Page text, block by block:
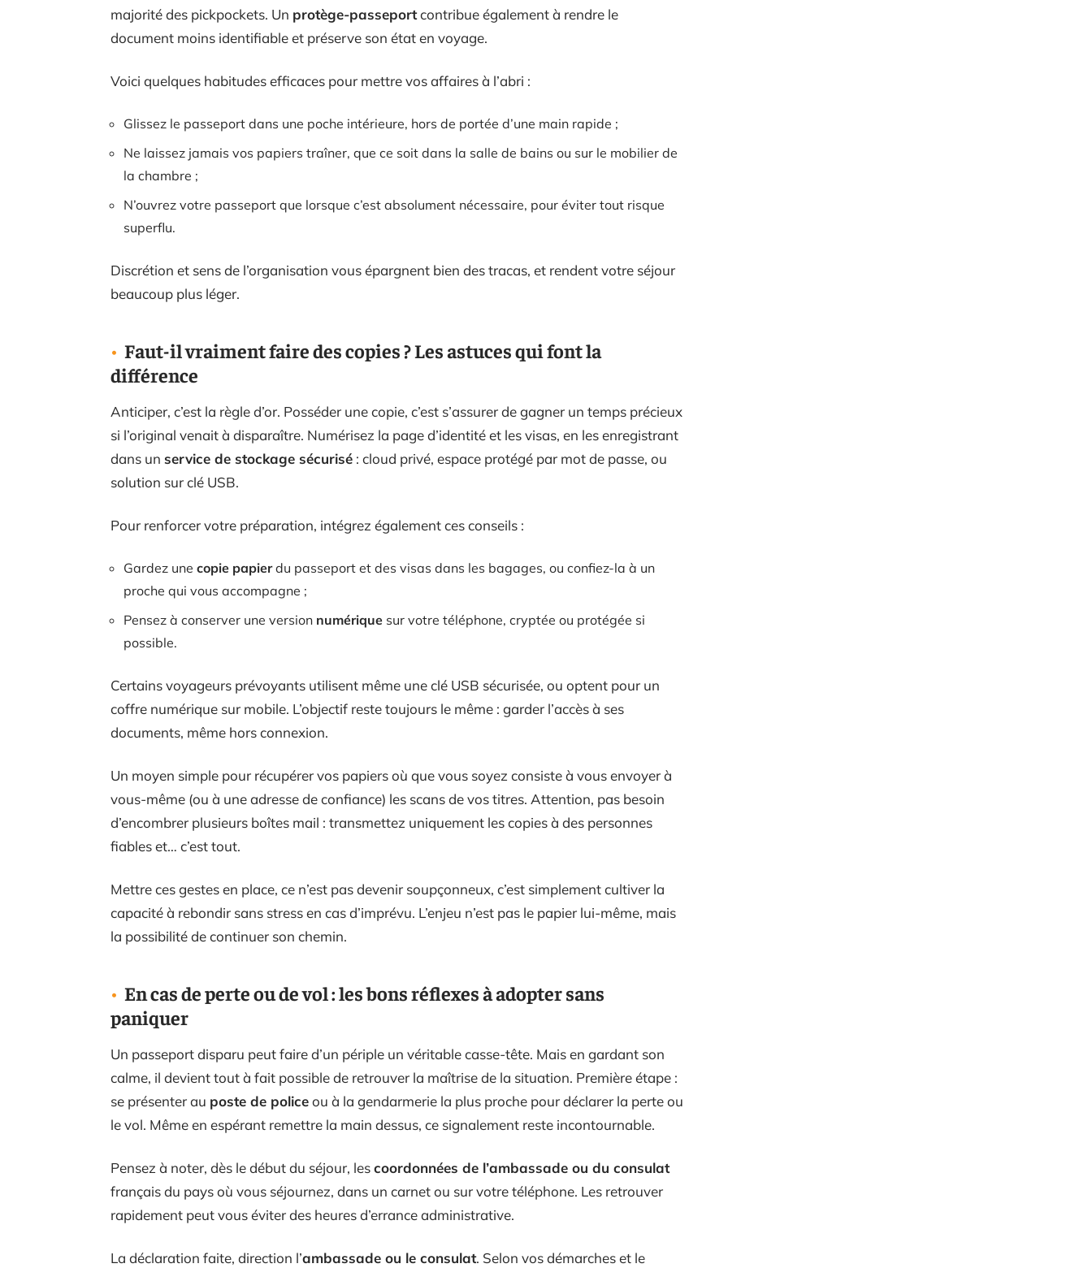
majorité des pickpockets. Un protège-passeportcontribue également à rendre le
document moins identifiable et préserve son état en voyage.
Voici quelques habitudes efficaces pour mettre vos affaires à l’abri :
Glissez le passeport dans une poche intérieure, hors de portée d’une main rapide ;
Ne laissez jamais vos papiers traîner, que ce soit dans la salle de bains ou sur le mobilier de
la chambre ;
N’ouvrez votre passeport que lorsque c’est absolument nécessaire, pour éviter tout risque
superflu.
Discrétion et sens de l’organisation vous épargnent bien des tracas, et rendent votre séjour
beaucoup plus léger.
Faut-il vraiment faire des copies ? Les astuces qui font la
différence
Anticiper, c’est la règle d’or. Posséder une copie, c’est s’assurer de gagner un temps précieux
si l’original venait à disparaître. Numérisez la page d’identité et les visas, en les enregistrant
dans un service de stockage sécurisé : cloud privé, espace protégé par mot de passe, ou
solution sur clé USB.
Pour renforcer votre préparation, intégrez également ces conseils :
Gardez une copie papierdu passeport et des visas dans les bagages, ou confiez-la à un
proche qui vous accompagne ;
Pensez à conserver une version numérique sur votre téléphone, cryptée ou protégée si
possible.
Certains voyageurs prévoyants utilisent même une clé USB sécurisée, ou optent pour un
coffre numérique sur mobile. L’objectif reste toujours le même : garder l’accès à ses
documents, même hors connexion.
Un moyen simple pour récupérer vos papiers où que vous soyez consiste à vous envoyer à
vous-même (ou à une adresse de confiance) les scans de vos titres. Attention, pas besoin
d’encombrer plusieurs boîtes mail : transmettez uniquement les copies à des personnes
fiables et… c’est tout.
Mettre ces gestes en place, ce n’est pas devenir soupçonneux, c’est simplement cultiver la
capacité à rebondir sans stress en cas d’imprévu. L’enjeu n’est pas le papier lui-même, mais
la possibilité de continuer son chemin.
En cas de perte ou de vol : les bons réflexes à adopter sans
paniquer
Un passeport disparu peut faire d’un périple un véritable casse-tête. Mais en gardant son
calme, il devient tout à fait possible de retrouver la maîtrise de la situation. Première étape :
se présenter au poste de policeou à la gendarmerie la plus proche pour déclarer la perte ou
le vol. Même en espérant remettre la main dessus, ce signalement reste incontournable.
Pensez à noter, dès le début du séjour, lescoordonnées de l’ambassade ou du consulat
français du pays où vous séjournez, dans un carnet ou sur votre téléphone. Les retrouver
rapidement peut vous éviter des heures d’errance administrative.
La déclaration faite, direction l’ambassade ou le consulat. Selon vos démarches et le